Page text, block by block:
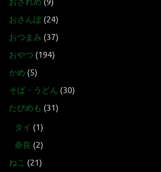
おされめ (9)
おさんぽ(24)
おつまみ (37)
おやつ (194)
かめ (5)
そば・うどん (30)
たびめも (31)
タイ (1)
奈良 (2)
ねこ (21)